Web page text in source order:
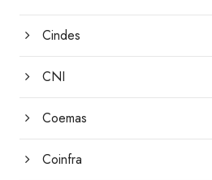
Cindes
CNI
Coemas
Coinfra